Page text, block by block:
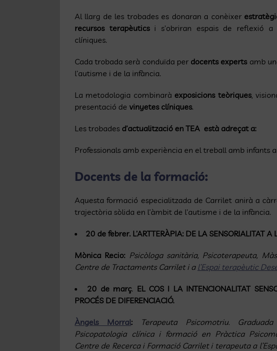
Al llarg de les trobades es donaran a conèixer
recursos terapèuticsi s’obriran espais de reflexió a
clíniques.
Cada trobada serà conduïda per docents expertsamb
l’autisme i de la infància.
La metodologia combinarà exposicions teòriques,
presentació de vinyetes clíniques.
Les trobades d’actualització en TEA està adreçat a:
Professionals amb experiència en el treball amb infants
Docents de la formació:
Aquesta formació especialitzada de Carrilet anirà a
trajectòria sòlida en l’àmbit de l’autisme i de la infància.
20 de febrer. L’ARTTERÀPIA: DE LA SENSORIALITAT
Mònica Recio: Psicòloga sanitària, Psicoterapeuta,
Centre de Tractaments Carrilet i a l’Espai terapèutic
20 de març. EL COS I LA INTENCIONALITAT
PROCÉS DE DIFERENCIACIÓ.
Àngels Morral:
Terapeuta Psicomotriu.
Psicopatologia clínica i formació en Pràctica
Centre de Recerca i Formació Carrilet i terapeuta a